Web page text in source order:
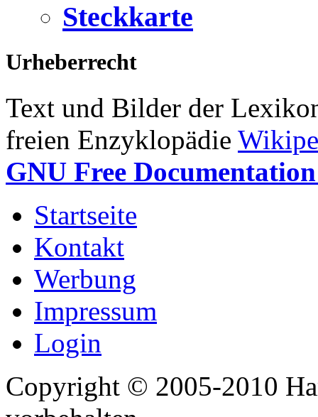
Steckkarte
Urheberrecht
Text und Bilder der
freien Enzyklopädie
GNU Free
Startseite
Kontakt
Werbung
Impressum
Login
Copyright © 2005-2010